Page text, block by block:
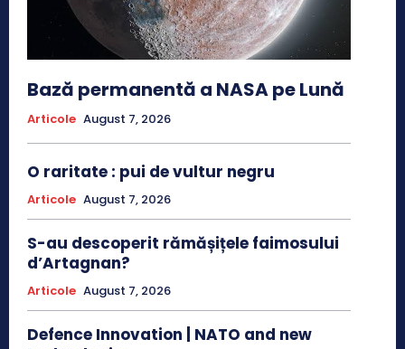
Bază permanentă a NASA pe Lună
Articole August 7, 2026
O raritate : pui de vultur negru
Articole August 7, 2026
S-au descoperit rămășițele faimosului
d’Artagnan?
Articole August 7, 2026
Defence Innovation | NATO and new